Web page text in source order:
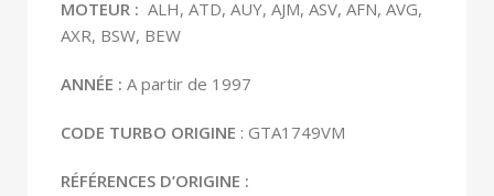
MOTEUR : ALH, ATD, AUY, AJM, ASV, AFN, AVG,
AXR, BSW, BEW
ANNÉE : A partir de 1997
CODE TURBO ORIGINE : GTA1749VM
RÉFÉRENCES D’ORIGINE :